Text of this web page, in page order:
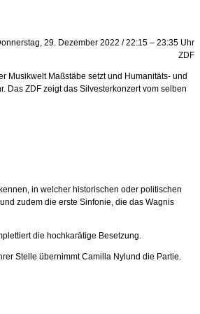
29. Dezember 2022 / 22:15 – 23:35 Uhr
ZDF
Musikwelt Maßstäbe setzt und Humanitäts- und
Das ZDF zeigt das Silvesterkonzert vom selben
in welcher historischen oder politischen
zudem die erste Sinfonie, die das Wagnis
die hochkarätige Besetzung.
Stelle übernimmt Camilla Nylund die Partie.